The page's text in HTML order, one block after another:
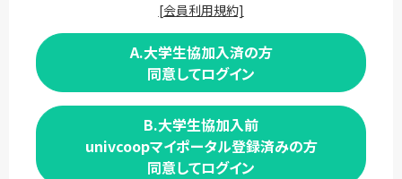
[会員利用規約]
A.大学生協加入済の方
同意してログイン
B.大学生協加入前
univcoopマイポータル登録済みの方
同意してログイン